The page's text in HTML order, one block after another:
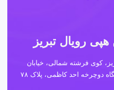
رویال تبریز
کوی فرشته شمالی، خیابان
دوچرخه احد کاظمی، پلاک ۷۸